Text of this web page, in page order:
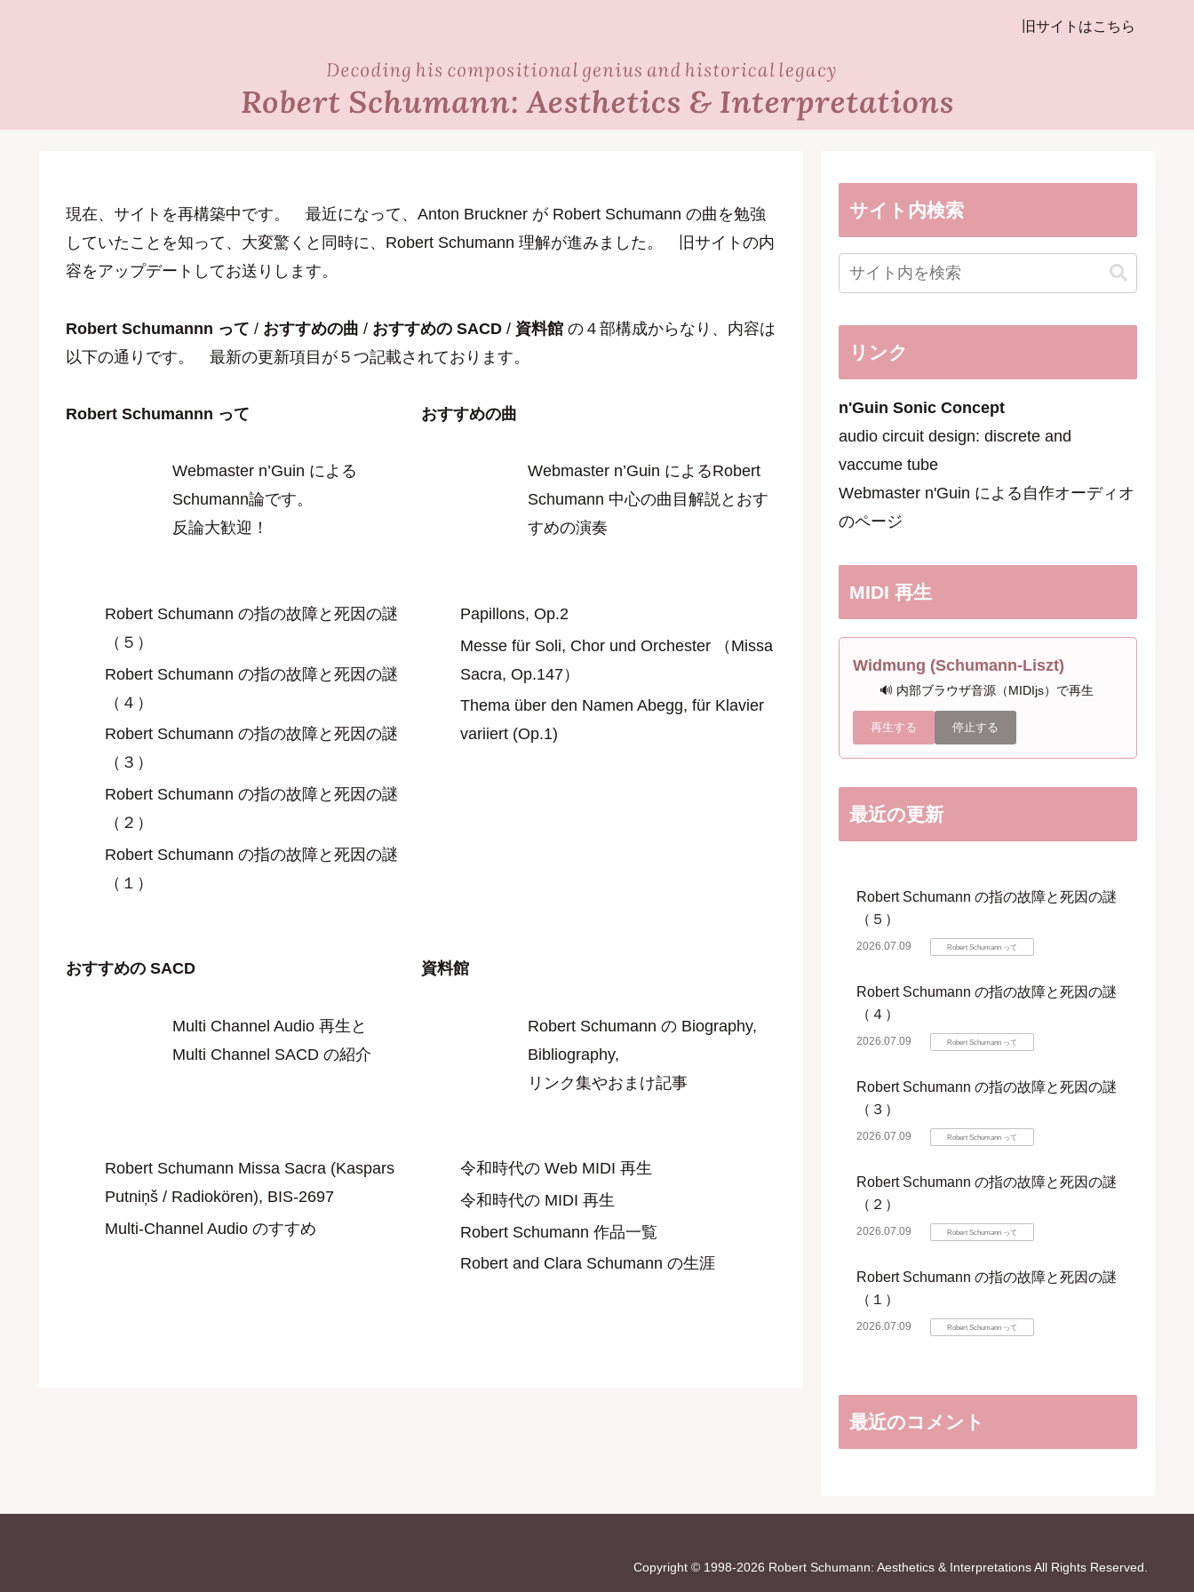
旧サイトはこちら
現在、サイトを再構築中です。 最近になって、Anton Bruckner が Robert Schumann の曲を勉強
していたことを知って、大変驚くと同時に、Robert Schumann 理解が進みました。 旧サイトの内
容をアップデートしてお送りします。
Robert Schumannn って / おすすめの曲 / おすすめの SACD / 資料館 の４部構成からなり、内容は
以下の通りです。 最新の更新項目が５つ記載されております。
Robert Schumannn って
Webmaster n’Guin による
Schumann論です。
反論大歓迎！
Robert Schumann の指の故障と死因の謎
（５）
Robert Schumann の指の故障と死因の謎
（４）
Robert Schumann の指の故障と死因の謎
（３）
Robert Schumann の指の故障と死因の謎
（２）
Robert Schumann の指の故障と死因の謎
（１）
おすすめの曲
Webmaster n’Guin によるRobert
Schumann 中心の曲目解説とおす
すめの演奏
Papillons, Op.2
Messe für Soli, Chor und Orchester （Missa
Sacra, Op.147）
Thema über den Namen Abegg, für Klavier
variiert (Op.1)
おすすめの SACD
Multi Channel Audio 再生と
Multi Channel SACD の紹介
Robert Schumann Missa Sacra (Kaspars
Putniņš / Radiokören), BIS-2697
Multi-Channel Audio のすすめ
資料館
Robert Schumann の Biography,
Bibliography,
リンク集やおまけ記事
令和時代の Web MIDI 再生
令和時代の MIDI 再生
Robert Schumann 作品一覧
Robert and Clara Schumann の生涯
サイト内検索
リンク
n'Guin Sonic Concept
audio circuit design: discrete and
vaccume tube
Webmaster n'Guin による自作オーディオ
のページ
MIDI 再生
Widmung (Schumann-Liszt)
🔊 内部ブラウザ音源（MIDIjs）で再生
再生する 停止する
最近の更新
Robert Schumann の指の故障と死因の謎
（５）
2026.07.09 Robert Schumann って
Robert Schumann の指の故障と死因の謎
（４）
2026.07.09 Robert Schumann って
Robert Schumann の指の故障と死因の謎
（３）
2026.07.09 Robert Schumann って
Robert Schumann の指の故障と死因の謎
（２）
2026.07.09 Robert Schumann って
Robert Schumann の指の故障と死因の謎
（１）
2026.07.09 Robert Schumann って
最近のコメント
Copyright © 1998-2026 Robert Schumann: Aesthetics & Interpretations All Rights Reserved.